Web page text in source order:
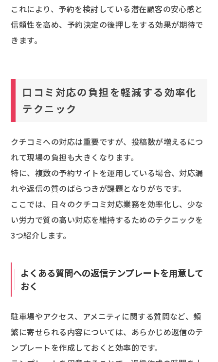
これにより、予約を検討している潜在顧客の安心感と
信頼性を高め、予約決定の後押しをする効果が期待で
きます。
口コミ対応の負担を軽減する効率化
テクニック
クチコミへの対応は重要ですが、投稿数が増えるにつ
れて現場の負担も大きくなります。
特に、複数の予約サイトを運用している場合、対応漏
れや返信の質のばらつきが課題となりがちです。
ここでは、日々のクチコミ対応業務を効率化し、少な
い労力で質の高い対応を維持するためのテクニックを
3つ紹介します。
よくある質問への返信テンプレートを用意して
おく
駐車場やアクセス、アメニティに関する質問など、頻
繁に寄せられる内容については、あらかじめ返信のテ
ンプレートを作成しておくと効率的です。